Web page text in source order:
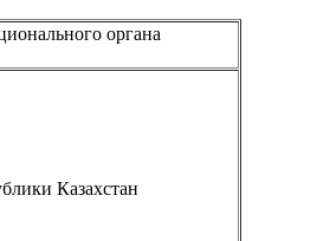
органа
Казахстан